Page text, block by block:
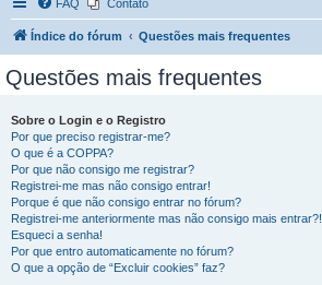
FAQ Contato
Índice do fórum Questões mais frequentes
Questões mais frequentes
Sobre o Login e o Registro
Por que preciso registrar-me?
O que é a COPPA?
Por que não consigo me registrar?
Registrei-me mas não consigo entrar!
Porque é que não consigo entrar no fórum?
Registrei-me anteriormente mas não consigo mais entrar?!
Esqueci a senha!
Por que entro automaticamente no fórum?
O que a opção de “Excluir cookies” faz?